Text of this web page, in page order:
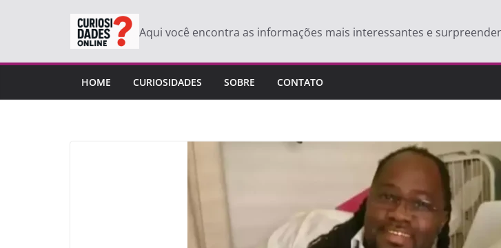
conteúdo
Aqui você encontra as informações mais interessantes e
HOME CURIOSIDADES SOBRE CONTATO